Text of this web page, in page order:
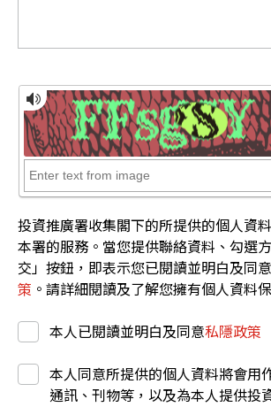
投資推廣署收集閣下的所提供的個人資
本署的服務。當您提供聯絡資料、勾選
交」按鈕，即表示您已閱讀並明白及同
策 。請詳細閱讀及了解您擁有個人資料
本人已閱讀並明白及同意私隱政策
本人同意所提供的個人資料將會用
通訊、刊物等，以及為本人提供投